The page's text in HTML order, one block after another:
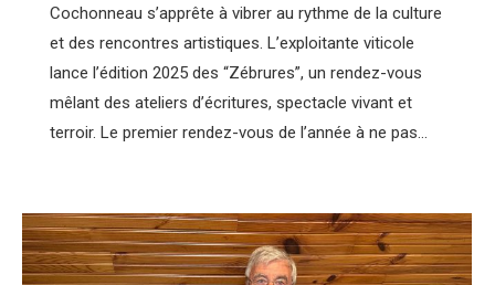
Cochonneau s’apprête à vibrer au rythme de la culture
et des rencontres artistiques. L’exploitante viticole
lance l’édition 2025 des “Zébrures”, un rendez-vous
mêlant des ateliers d’écritures, spectacle vivant et
terroir. Le premier rendez-vous de l’année à ne pas…